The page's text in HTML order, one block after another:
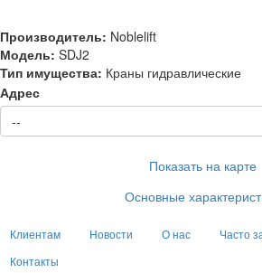
Производитель: Noblelift
Модель: SDJ2
Тип имущества: Краны гидравлические
Адрес
--
Показать на карте
Основные
Клиентам Новости О нас
Часто
Контакты